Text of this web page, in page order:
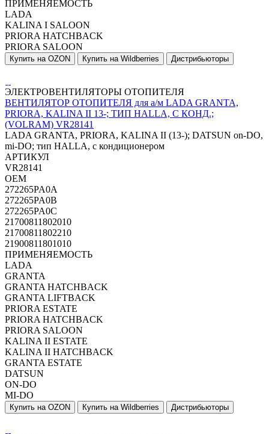
ПРИМЕНЯЕМОСТЬ
LADA
KALINA I SALOON
PRIORA HATCHBACK
PRIORA SALOON
Купить на OZON Купить на Wildberries Дистрибьюторы
ЭЛЕКТРОВЕНТИЛЯТОРЫ ОТОПИТЕЛЯ
ВЕНТИЛЯТОР ОТОПИТЕЛЯ для а/м LADA GRANTA,
PRIORA, KALINA II 13-; ТИП HALLA, С КОНД.;
(VOLRAM) VR28141
LADA GRANTA, PRIORA, KALINA II (13-); DATSUN on-DO,
mi-DO; тип HALLA, с кондиционером
АРТИКУЛ
VR28141
OEM
272265PA0A
272265PA0B
272265PA0C
21700811802010
21700811802210
21900811801010
ПРИМЕНЯЕМОСТЬ
LADA
GRANTA
GRANTA HATCHBACK
GRANTA LIFTBACK
PRIORA ESTATE
PRIORA HATCHBACK
PRIORA SALOON
KALINA II ESTATE
KALINA II HATCHBACK
GRANTA ESTATE
DATSUN
ON-DO
MI-DO
Купить на OZON Купить на Wildberries Дистрибьюторы